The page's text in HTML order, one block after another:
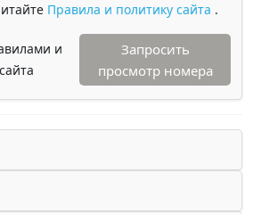
Правила и политику сайта .
и
Запросить
просмотр номера